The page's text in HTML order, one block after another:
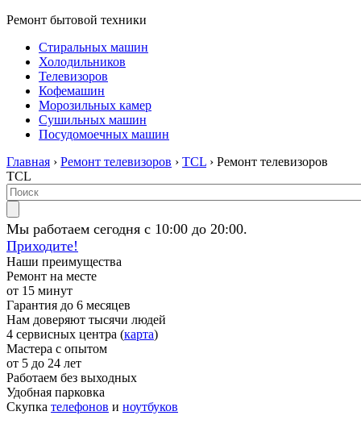
Ремонт бытовой техники
Стиральных машин
Холодильников
Телевизоров
Кофемашин
Морозильных камер
Сушильных машин
Посудомоечных машин
Главная › Ремонт телевизоров › TCL › Ремонт телевизоров
TCL
Мы работаем сегодня с 10:00 до 20:00.
Приходите!
Наши преимущества
Ремонт на месте
от 15 минут
Гарантия до 6 месяцев
Нам доверяют тысячи людей
4 сервисных центра (карта)
Мастера с опытом
от 5 до 24 лет
Работаем без выходных
Удобная парковка
Скупка телефонов и ноутбуков